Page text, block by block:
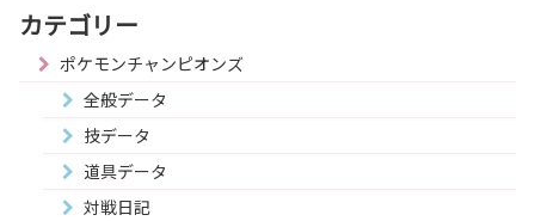
カテゴリー
ポケモンチャンピオンズ
全般データ
技データ
道具データ
対戦日記